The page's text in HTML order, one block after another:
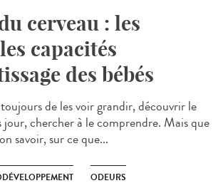
cerveau : les
capacités
des bébés
de les voir grandir, découvrir le
jour, chercher à le comprendre. Mais que
savoir, sur ce que...
ODEURS